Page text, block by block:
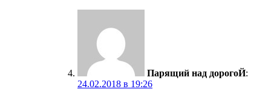
Парящий над дорогоЙ:
24.02.2018 в 19:26